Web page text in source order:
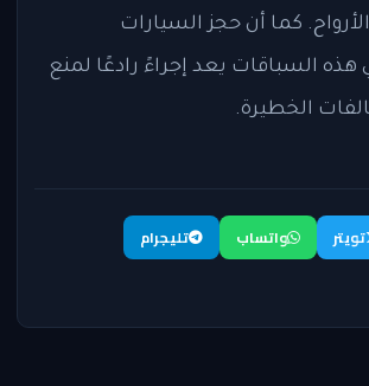
كما أن حجز السيارات
السباقات يعد إجراءً رادعًا لمنع
الخطيرة.
تويتر واتساب
تليجرام